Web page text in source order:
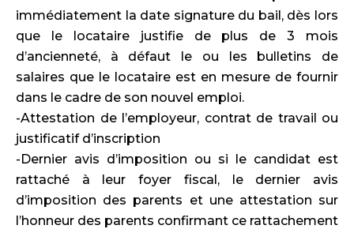
immédiatement la date signature du bail, dès lors
que le locataire justifie de plus de 3 mois
d’ancienneté, à défaut le ou les bulletins de
salaires que le locataire est en mesure de fournir
dans le cadre de son nouvel emploi.
-Attestation de l’employeur, contrat de travail ou
justificatif d’inscription
-Dernier avis d’imposition ou si le candidat est
rattaché à leur foyer fiscal, le dernier avis
d’imposition des parents et une attestation sur
l’honneur des parents confirmant ce rattachement